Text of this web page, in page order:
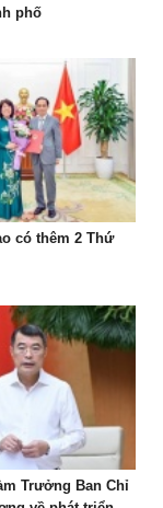
phố
có thêm 2 Thứ
Trưởng Ban Chỉ